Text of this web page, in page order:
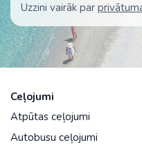
Uzzini vairāk par
Ceļojumi
Atpūtas ceļojumi
Autobusu ceļojumi